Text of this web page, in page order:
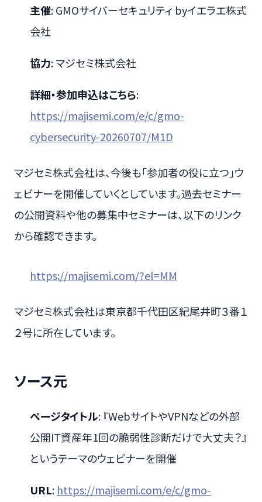
主催: GMOサイバーセキュリティ byイエラエ株式
会社
協力: マジセミ株式会社
詳細・参加申込はこちら:
https://majisemi.com/e/c/gmo-
cybersecurity-20260707/M1D
マジセミ株式会社は、今後も「参加者の役に立つ」ウ
ェビナーを開催していくとしています。過去セミナー
の公開資料や他の募集中セミナーは、以下のリンク
から確認できます。
https://majisemi.com/?el=MM
マジセミ株式会社は東京都千代田区紀尾井町３番１
２号に所在しています。
ソース元
ページタイトル: 『WebサイトやVPNなどの外部
公開IT資産年1回の脆弱性診断だけで大丈夫？』
というテーマのウェビナーを開催
URL: https://majisemi.com/e/c/gmo-